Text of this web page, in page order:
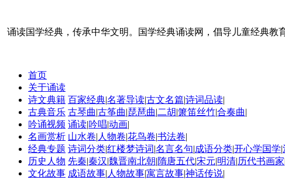
诵读国学经典，传承中华文明。国学经典诵读网，倡导儿童经典教
首页
关于诵读
诗文典籍 百家经典|名著导读|古文名篇|诗词品读|
古典音乐 古琴曲|古筝曲|琵琶曲|二胡|箫笛丝竹|合奏曲|
吟诵视频 诵读|吟唱|动画|
名画赏析 山水卷| 人物卷|花鸟卷|书法卷|
经典专题 诗词分类|红楼梦诗词|名言名句|成语分类|开心学国学|
历史人物 先秦|秦汉|魏晋南北朝|隋唐五代|宋元|明清|历代书画家
文化故事 成语故事| 人物故事|寓言故事|神话传说|